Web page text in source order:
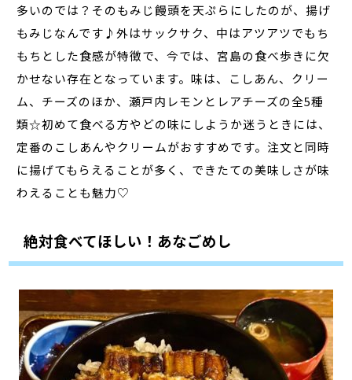
多いのでは？そのもみじ饅頭を天ぷらにしたのが、揚げ
もみじなんです♪外はサックサク、中はアツアツでもち
もちとした食感が特徴で、今では、宮島の食べ歩きに欠
かせない存在となっています。味は、こしあん、クリー
ム、チーズのほか、瀬戸内レモンとレアチーズの全5種
類☆初めて食べる方やどの味にしようか迷うときには、
定番のこしあんやクリームがおすすめです。注文と同時
に揚げてもらえることが多く、できたての美味しさが味
わえることも魅力♡
絶対食べてほしい！あなごめし